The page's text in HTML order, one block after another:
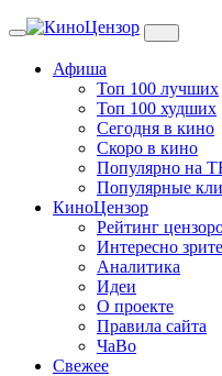
Toggle
Афиша
Топ 100 лучших
Топ 100 худших
Сегодня в кино
Скоро в кино
Популярно на
Популярные
КиноЦензор
Рейтинг
Интересно
Аналитика
Идеи
О проекте
Правила сайта
ЧаВо
Свежее